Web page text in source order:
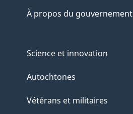
À propos du gouvernement
Science et innovation
Autochtones
Vétérans et militaires